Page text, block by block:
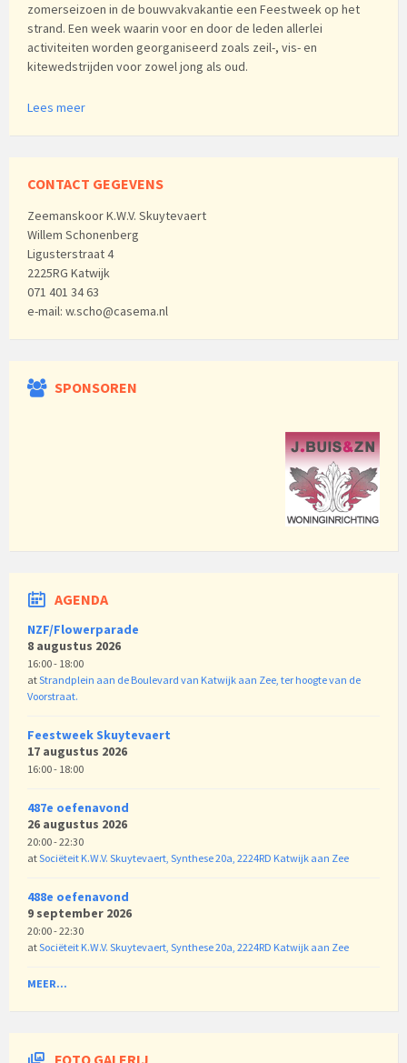
zomerseizoen in de bouwvakvakantie een Feestweek op het
strand. Een week waarin voor en door de leden allerlei
activiteiten worden georganiseerd zoals zeil-, vis- en
kitewedstrijden voor zowel jong als oud.
Lees meer
CONTACT GEGEVENS
Zeemanskoor K.W.V. Skuytevaert
Willem Schonenberg
Ligusterstraat 4
2225RG Katwijk
071 401 34 63
e-mail: w.scho@casema.nl
SPONSOREN
AGENDA
NZF/Flowerparade
8 augustus 2026
16:00 - 18:00
atStrandplein aan de Boulevard van Katwijk aan Zee, ter hoogte van de
Voorstraat.
Feestweek Skuytevaert
17 augustus 2026
16:00 - 18:00
487e oefenavond
26 augustus 2026
20:00 - 22:30
atSociëteit K.W.V. Skuytevaert, Synthese 20a, 2224RD Katwijk aan Zee
488e oefenavond
9 september 2026
20:00 - 22:30
atSociëteit K.W.V. Skuytevaert, Synthese 20a, 2224RD Katwijk aan Zee
MEER...